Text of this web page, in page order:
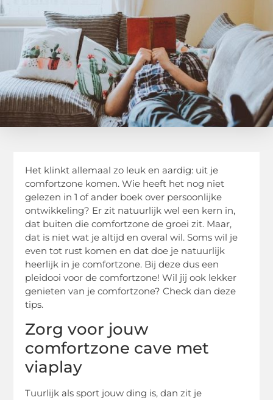
Het klinkt allemaal zo leuk en aardig: uit je
comfortzone komen. Wie heeft het nog niet
gelezen in 1 of ander boek over persoonlijke
ontwikkeling? Er zit natuurlijk wel een kern in,
dat buiten die comfortzone de groei zit. Maar,
dat is niet wat je altijd en overal wil. Soms wil je
even tot rust komen en dat doe je natuurlijk
heerlijk in je comfortzone. Bij deze dus een
pleidooi voor de comfortzone! Wil jij ook lekker
genieten van je comfortzone? Check dan deze
tips.
Zorg voor jouw
comfortzone cave met
viaplay
Tuurlijk als sport jouw ding is, dan zit je